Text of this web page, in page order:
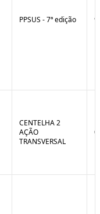
PPSUS - 7ª edição
CENTELHA 2
AÇÃO
TRANSVERSAL